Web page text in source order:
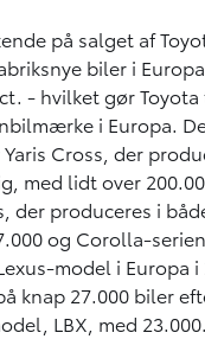
på salget af
biler i
- hvilket gør
i Europa.
Cross, der
med lidt over
der produceres i
og Corolla-
model i Europa i
knap 27.000 biler
LBX, med 23.000.